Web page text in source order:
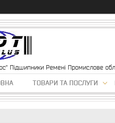
Підшипники Ремені Промислове
ТОВАРИ ТА ПОСЛУГИ